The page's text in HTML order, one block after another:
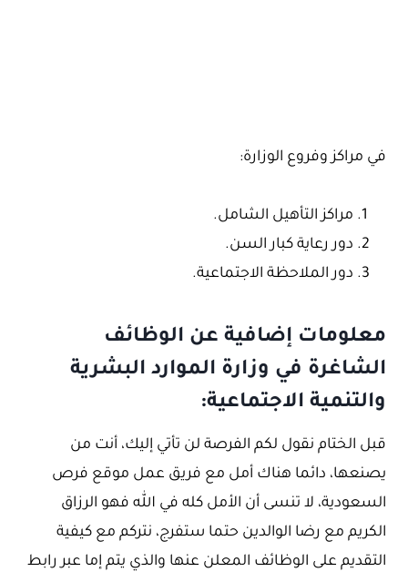
في مراكز وفروع الوزارة:
مراكز التأهيل الشامل.
دور رعاية كبار السن.
دور الملاحظة الاجتماعية.
معلومات إضافية عن الوظائف
الشاغرة في وزارة الموارد البشرية
والتنمية الاجتماعية:
قبل الختام نقول لكم الفرصة لن تأتي إليك، أنت من
يصنعها، دائما هناك أمل مع فريق عمل موقع فرص
السعودية، لا تنسى أن الأمل كله في الله فهو الرزاق
الكريم مع رضا الوالدين حتما ستفرج، نتركم مع كيفية
التقديم على الوظائف المعلن عنها والذي يتم إما عبر رابط